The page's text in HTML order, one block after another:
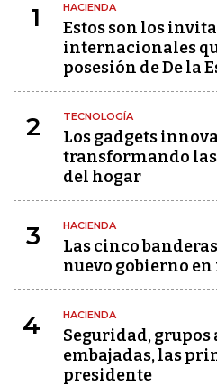
1 HACIENDA
Estos son los
internacionales
posesión de De la
2 TECNOLOGÍA
Los gadgets
transformando
del hogar
3 HACIENDA
Las cinco
nuevo gobierno
4 HACIENDA
Seguridad, grupos
embajadas, las
presidente